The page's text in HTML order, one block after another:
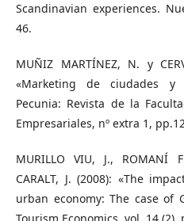
Scandinavian experiences.
46.
MUÑIZ MARTÍNEZ, N. y
«Marketing de ciudades y
Pecunia: Revista de la
Empresariales, nº extra 1,
MURILLO VIU, J., ROMANÍ
CARALT, J. (2008): «The
urban economy: The case of